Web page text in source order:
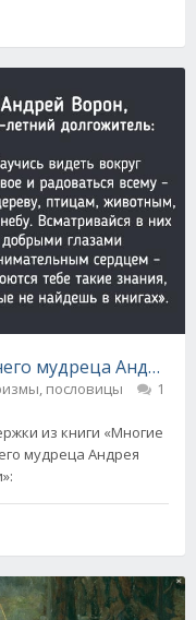
мудреца Андрея
пословицы 1
из книги «Многие
мудреца Андрея